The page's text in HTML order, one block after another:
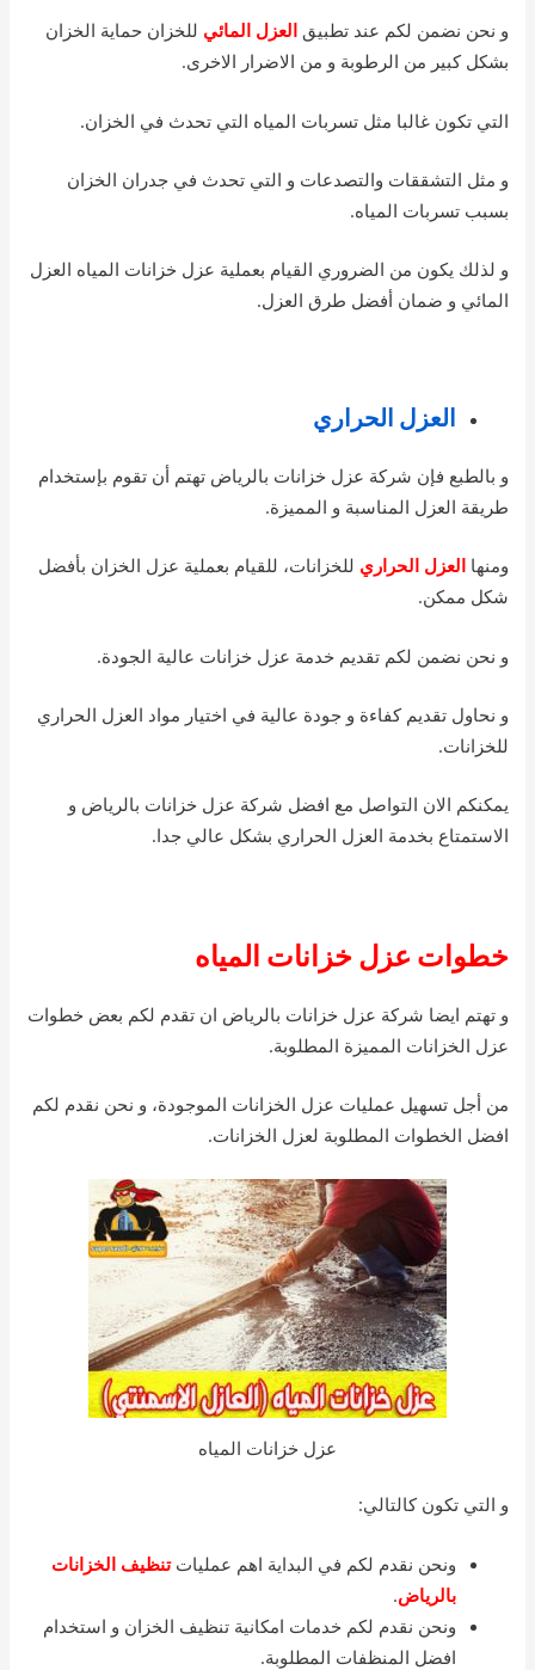
و نحن نضمن لكم عند تطبيق العزل المائي للخزان حماية الخزان
بشكل كبير من الرطوبة و من الاضرار الاخرى.
التي تكون غالبا مثل تسربات المياه التي تحدث في الخزان.
و مثل التشققات والتصدعات و التي تحدث في جدران الخزان
بسبب تسربات المياه.
و لذلك يكون من الضروري القيام بعملية عزل خزانات المياه العزل
المائي و ضمان أفضل طرق العزل.
العزل الحراري
و بالطبع فإن شركة عزل خزانات بالرياض تهتم أن تقوم بإستخدام
طريقة العزل المناسبة و المميزة.
ومنهاالعزل الحراري للخزانات، للقيام بعملية عزل الخزان بأفضل
شكل ممكن.
و نحن نضمن لكم تقديم خدمة عزل خزانات عالية الجودة.
و نحاول تقديم كفاءة و جودة عالية في اختيار مواد العزل الحراري
للخزانات.
يمكنكم الان التواصل مع افضل شركة عزل خزانات بالرياض و
الاستمتاع بخدمة العزل الحراري بشكل عالي جدا.
خطوات عزل خزانات المياه
و تهتم ايضا شركة عزل خزانات بالرياض ان تقدم لكم بعض خطوات
عزل الخزانات المميزة المطلوبة.
من أجل تسهيل عمليات عزل الخزانات الموجودة، و نحن نقدم لكم
افضل الخطوات المطلوبة لعزل الخزانات.
عزل خزانات المياه
و التي تكون كالتالي:
ونحن نقدم لكم في البداية اهم عملياتتنظيف الخزانات
بالرياض.
ونحن نقدم لكم خدمات امكانية تنظيف الخزان و استخدام
افضل المنظفات المطلوبة.